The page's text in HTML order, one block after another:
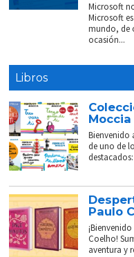
Microsoft
Microsoft
mundo, de
ocasión...
Libros
Moccia
Bienvenido
de uno de
Paulo
Coelho!
aventura y